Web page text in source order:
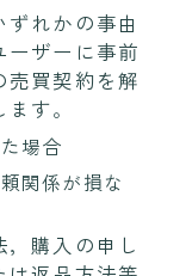
れかの事由
ーザーに事前
売買契約を解
す。
場合
関係が損な
購入の申し